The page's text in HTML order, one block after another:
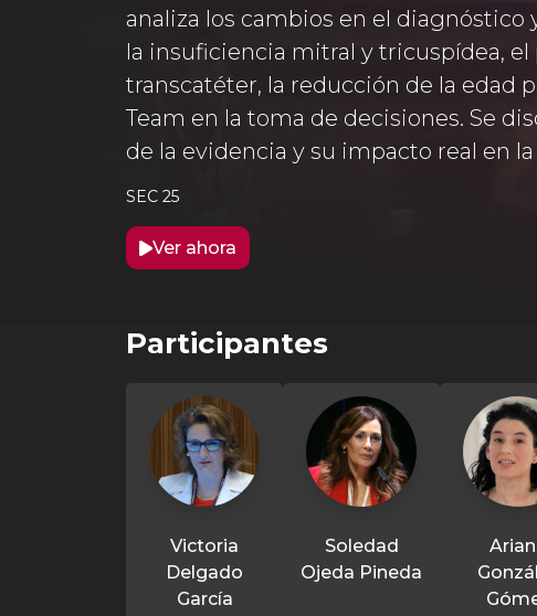
analiza los cambios en el
la insuficiencia mitral y tricuspídea,
transcatéter, la reducción de la edad
Team en la toma de decisiones. Se
de la evidencia y su impacto real en
SEC 25
Ver ahora
Participantes
Victoria
Delgado
García
Soledad
Ojeda Pineda